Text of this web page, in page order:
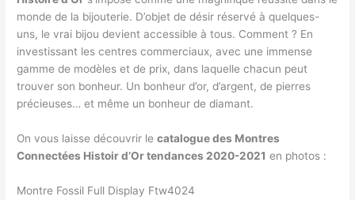
monde de la bijouterie. D’objet de désir réservé à quelques-
uns, le vrai bijou devient accessible à tous. Comment ? En
investissant les centres commerciaux, avec une immense
gamme de modèles et de prix, dans laquelle chacun peut
trouver son bonheur. Un bonheur d’or, d’argent, de pierres
précieuses… et même un bonheur de diamant.
On vous laisse découvrir lecatalogue des Montres
Connectées Histoir d’Or tendances 2020-2021 en photos :
Montre Fossil Full Display Ftw4024